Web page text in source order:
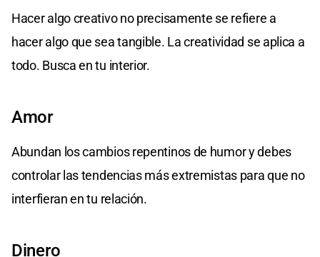
Hacer algo creativo no precisamente se refiere a
hacer algo que sea tangible. La creatividad se aplica a
todo. Busca en tu interior.
Amor
Abundan los cambios repentinos de humor y debes
controlar las tendencias más extremistas para que no
interfieran en tu relación.
Dinero